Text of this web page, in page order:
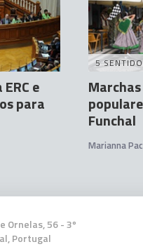
e
para
5
Funchal
Marianna
Ornelas, 56 - 3º
Portugal